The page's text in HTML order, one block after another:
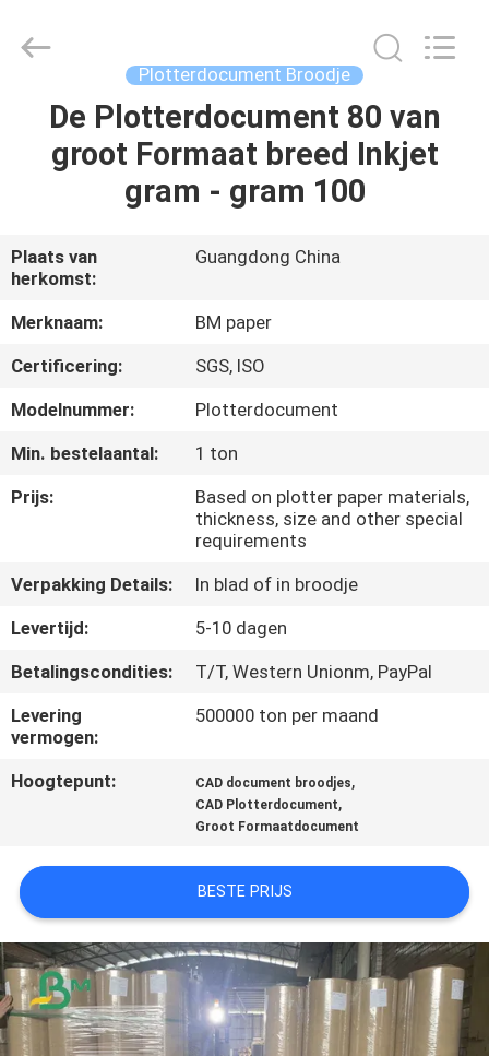
THUIS
PRODUCTEN
OVER
ONS
FABRIEKSTOCHT
NEEM
MET
ONS
NIEUWS
GEVALLEN
SITEMAP
PRIVACYBELEID
BMPAPER
CO.,LTD.
Plotterdocument Broodje
De Plotterdocument 80 van
groot Formaat breed Inkjet
gram - gram 100
Plaats van
herkomst:
Guangdong China
Merknaam:
BM paper
Certificering:
SGS, ISO
Modelnummer:
Plotterdocument
Min. bestelaantal:
1 ton
Prijs:
Based on plotter paper materials,
thickness, size and other special
requirements
Verpakking Details:
In blad of in broodje
Levertijd:
5-10 dagen
Betalingscondities:
T/T, Western Unionm, PayPal
Levering
vermogen:
500000 ton per maand
Hoogtepunt: CAD document broodjes,
CAD Plotterdocument,
Groot Formaatdocument
BESTE PRIJS